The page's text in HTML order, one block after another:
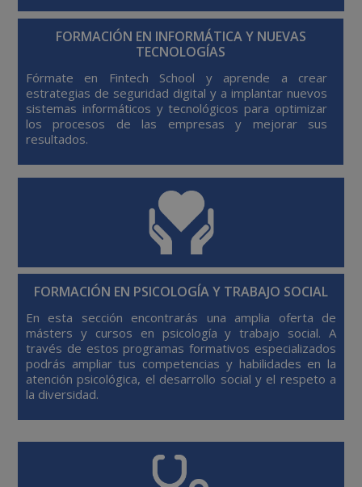
FORMACIÓN EN INFORMÁTICA Y NUEVAS
TECNOLOGÍAS
Fórmate en Fintech School y aprende a crear
estrategias de seguridad digital y a implantar nuevos
sistemas informáticos y tecnológicos para optimizar
los procesos de las empresas y mejorar sus
resultados.
FORMACIÓN EN PSICOLOGÍA Y TRABAJO SOCIAL
En esta sección encontrarás una amplia oferta de
másters y cursos en psicología y trabajo social. A
través de estos programas formativos especializados
podrás ampliar tus competencias y habilidades en la
atención psicológica, el desarrollo social y el respeto a
la diversidad.